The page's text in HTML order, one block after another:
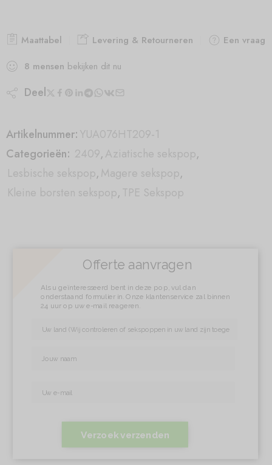
Maattabel Levering & Retourneren
Een vraag
8 mensen bekijken dit nu
Deel
Artikelnummer:YUA076HT209-1
Categorieën: 2409,Aziatische sekspop,
Lesbische sekspop,Magere sekspop,
Kleine borsten sekspop,TPE Sekspop
Offerte aanvragen
Als u geïnteresseerd bent in deze pop, vul dan
onderstaand formulier in. Onze klantenservice zal binnen
24 uur op uw e-mail reageren.
Verzoek verzenden